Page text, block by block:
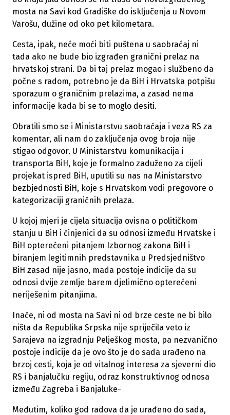
mosta na Savi kod Gradiške do isključenja u Novom
Varošu, dužine od oko pet kilometara.
Cesta, ipak, neće moći biti puštena u saobraćaj ni
tada ako ne bude bio izgrađen granični prelaz na
hrvatskoj strani. Da bi taj prelaz mogao i službeno da
počne s radom, potrebno je da BiH i Hrvatska potpišu
sporazum o graničnim prelazima, a zasad nema
informacije kada bi se to moglo desiti.
Obratili smo se i Ministarstvu saobraćaja i veza RS za
komentar, ali nam do zaključenja ovog broja nije
stigao odgovor. U Ministarstvu komunikacija i
transporta BiH, koje je formalno zaduženo za cijeli
projekat ispred BiH, uputili su nas na Ministarstvo
bezbjednosti BiH, koje s Hrvatskom vodi pregovore o
kategorizaciji graničnih prelaza.
U kojoj mjeri je cijela situacija ovisna o političkom
stanju u BiH i činjenici da su odnosi između Hrvatske i
BiH opterećeni pitanjem Izbornog zakona BiH i
biranjem legitimnih predstavnika u Predsjedništvo
BiH zasad nije jasno, mada postoje indicije da su
odnosi dvije zemlje barem djelimično opterećeni
neriješenim pitanjima.
Inače, ni od mosta na Savi ni od brze ceste ne bi bilo
ništa da Republika Srpska nije spriječila veto iz
Sarajeva na izgradnju Pelješkog mosta, pa nezvanično
postoje indicije da je ovo što je do sada urađeno na
brzoj cesti, koja je od vitalnog interesa za sjeverni dio
RS i banjalučku regiju, odraz konstruktivnog odnosa
između Zagreba i Banjaluke-
Međutim, koliko god radova da je urađeno do sada,